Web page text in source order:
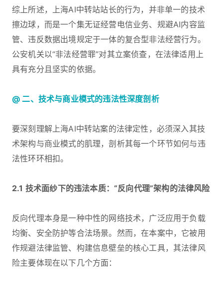
综上所述，上海AI中转站站长的行为，并非单一的技术
擦边球，而是一个集无证经营电信业务、规避AI内容监
管、违反数据出境规定于一体的复合型非法经营行为。
公安机关以“非法经营罪”对其立案侦查，在法律适用上
具有充分且坚实的依据。
@ 二、技术与商业模式的违法性深度剖析
要深刻理解上海AI中转站案的法律定性，必须深入其技
术架构与商业模式的肌理，剖析其每一个环节如何与违
法性环环相扣。
2.1 技术面纱下的违法本质：“反向代理”架构的法律风险
反向代理本身是一种中性的网络技术，广泛应用于负载
均衡、安全防护等合法场景。然而，在本案中，它被用
作规避法律监管、构建信息壁垒的核心工具，其法律风
险主要体现在以下几个方面：